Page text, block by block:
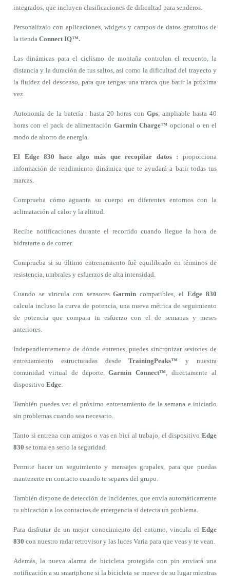
integrados, que incluyen clasificaciones de dificultad para senderos.
Personalízalo con aplicaciones, widgets y campos de datos gratuitos de
la tienda Connect IQ™.
Las dinámicas para el ciclismo de montaña controlan el recuento, la
distancia y la duración de tus saltos, así como la dificultad del trayecto y
la fluidez del descenso, para que tengas una marca que batir la próxima
vez
Autonomía de la batería : hasta 20 horas con Gps; ampliable hasta 40
horas con el pack de alimentación Garmin Charge™ opcional o en el
modo de ahorro de energía.
El Edge 830 hace algo más que recopilar datos : proporciona
información de rendimiento dinámica que te ayudará a batir todas tus
marcas.
Comprueba cómo aguanta su cuerpo en diferentes entornos con la
aclimatación al calor y la altitud.
Recibe notificaciones durante el recorrido cuando llegue la hora de
hidratarte o de comer.
Comprueba si su último entrenamiento fuè equilibrado en términos de
resistencia, umbrales y esfuerzos de alta intensidad.
Cuando se vincula con sensoresGarmin compatibles, elEdge 830
calcula incluso la curva de potencia, una nueva métrica de seguimiento
de potencia que compara tu esfuerzo con el de semanas y meses
anteriores.
Independientemente de dónde entrenes, puedes sincronizar sesiones de
entrenamiento estructuradas desdeTrainingPeaks™ y nuestra
comunidad virtual de deporte,Garmin Connect™ , directamente al
dispositivo Edge
También puedes ver el próximo entrenamiento de la semana e iniciarlo
sin problemas cuando sea necesario.
Tanto si entrena con amigos o vas en bici al trabajo, el dispositivo Edge
830 se toma en serio la seguridad.
Permite hacer un seguimiento y mensajes grupales, para que puedas
mantenerte en contacto cuando te separes del grupo.
También dispone de detección de incidentes, que envía automáticamente
tu ubicación a los contactos de emergencia si detecta un problema.
Para disfrutar de un mejor conocimiento del entorno, vincula el Edge
830 con nuestro radar retrovisor y las luces Varia para que veas y te vean.
Además, la nueva alarma de bicicleta protegida con pin enviará una
notificación a su smartphone si la bicicleta se mueve de su lugar mientras